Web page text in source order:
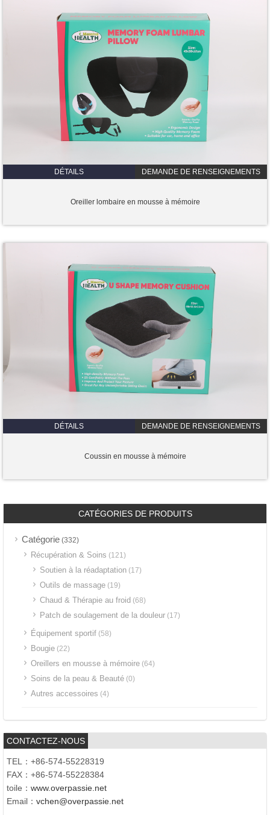
DÉTAILS DEMANDE DE RENSEIGNEMENTS
Oreiller lombaire en mousse à mémoire
DÉTAILS DEMANDE DE RENSEIGNEMENTS
Coussin en mousse à mémoire
CATÉGORIES DE PRODUITS
Catégorie (332)
Récupération & Soins (121)
Soutien à la réadaptation (17)
Outils de massage (19)
Chaud & Thérapie au froid (68)
Patch de soulagement de la douleur (17)
Équipement sportif (58)
Bougie (22)
Oreillers en mousse à mémoire (64)
Soins de la peau & Beauté (0)
Autres accessoires (4)
CONTACTEZ-NOUS
TEL：+86-574-55228319
FAX：+86-574-55228384
toile： www.overpassie.net
Email： vchen@overpassie.net